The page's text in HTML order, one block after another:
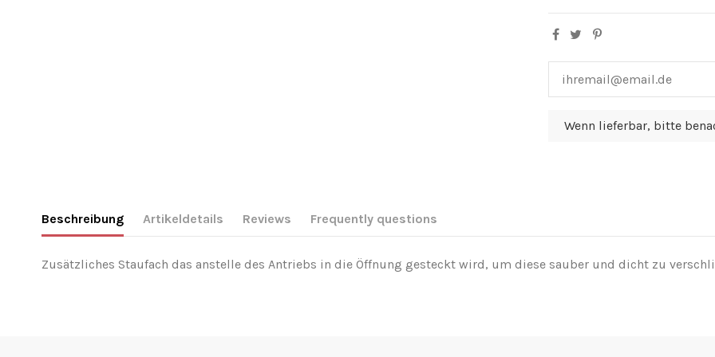
Beschreibung Artikeldetails Reviews Frequently questions
Zusätzliches Staufach das anstelle des Antriebs in die Öffnung gesteckt wird, um diese sauber und dicht zu